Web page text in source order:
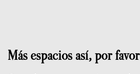
Más espacios así, por favor